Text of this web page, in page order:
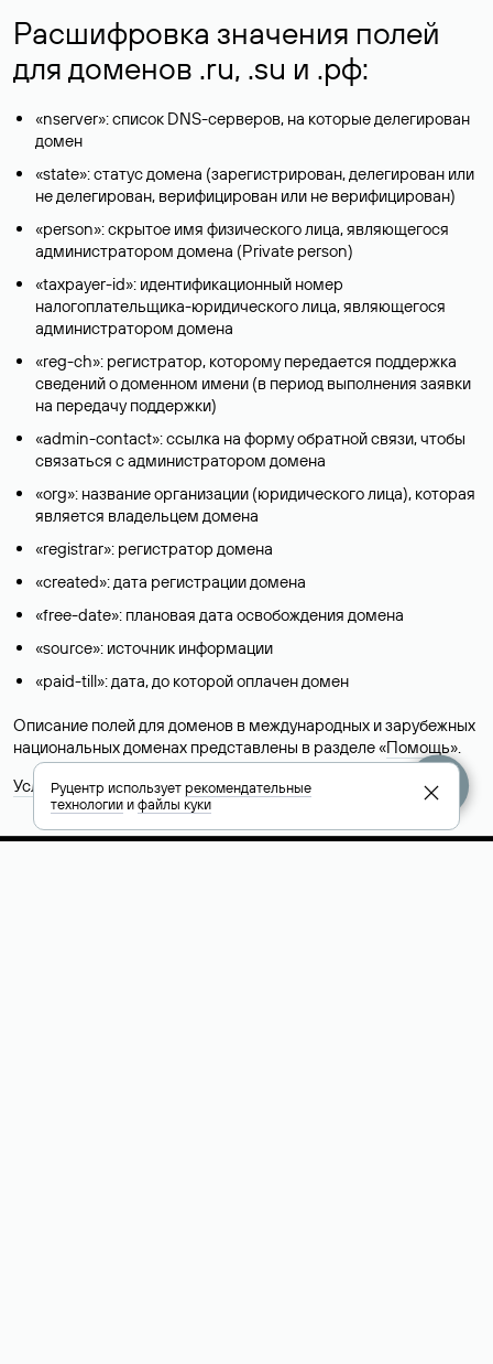
Расшифровка значения полей
для доменов .ru, .su и .рф:
«nserver»: список DNS-серверов, на которые делегирован
домен
«state»: статус домена (зарегистрирован, делегирован или
не делегирован, верифицирован или не верифицирован)
«person»: скрытое имя физического лица, являющегося
администратором домена (Privatе person)
«taxpayer-id»: идентификационный номер
налогоплательщика-юридического лица, являющегося
администратором домена
«reg-ch»: регистратор, которому передается поддержка
сведений о доменном имени (в период выполнения заявки
на передачу поддержки)
«admin-contact»: ссылка на форму обратной связи, чтобы
связаться с администратором домена
«org»: название организации (юридического лица), которая
является владельцем домена
«registrar»: регистратор домена
«created»: дата регистрации домена
«free-date»: плановая дата освобождения домена
«source»: источник информации
«paid-till»: дата, до которой оплачен домен
Описание полей для доменов в международных и зарубежных
национальных доменах представлены в разделе «Помощь».
Условия использования Whois-сервиса
Руцентр используетрекомендательные
технологииифайлы куки